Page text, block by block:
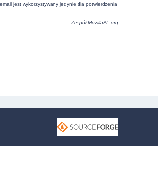
jest wykorzystywany jedynie dla potwierdzenia
ZespółMozillaPL.org